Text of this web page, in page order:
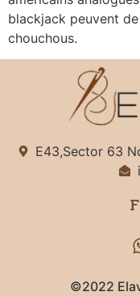
blackjack peuvent de
chouchous.
E43,Sector 63
©2022